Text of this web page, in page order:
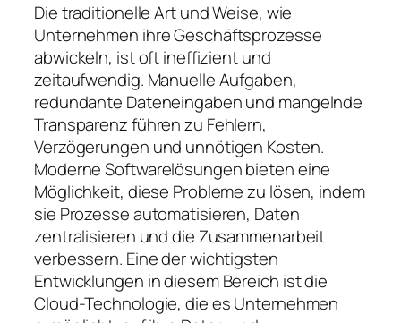
Die traditionelle Art und Weise, wie
Unternehmen ihre Geschäftsprozesse
abwickeln, ist oft ineffizient und
zeitaufwendig. Manuelle Aufgaben,
redundante Dateneingaben und mangelnde
Transparenz führen zu Fehlern,
Verzögerungen und unnötigen Kosten.
Moderne Softwarelösungen bieten eine
Möglichkeit, diese Probleme zu lösen, indem
sie Prozesse automatisieren, Daten
zentralisieren und die Zusammenarbeit
verbessern. Eine der wichtigsten
Entwicklungen in diesem Bereich ist die
Cloud-Technologie, die es Unternehmen